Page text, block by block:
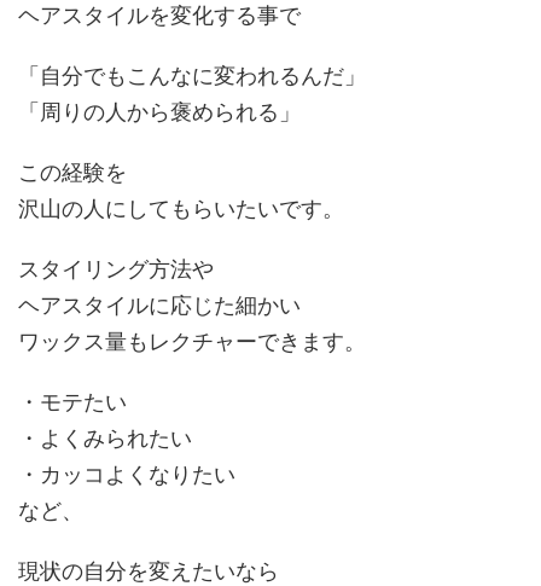
ヘアスタイルを変化する事で
「自分でもこんなに変われるんだ」
「周りの人から褒められる」
この経験を
沢山の人にしてもらいたいです。
スタイリング方法や
ヘアスタイルに応じた細かい
ワックス量もレクチャーできます。
・ モテたい
・よくみられたい
・ カッコよくなりたい
など、
現状の自分を変えたいなら